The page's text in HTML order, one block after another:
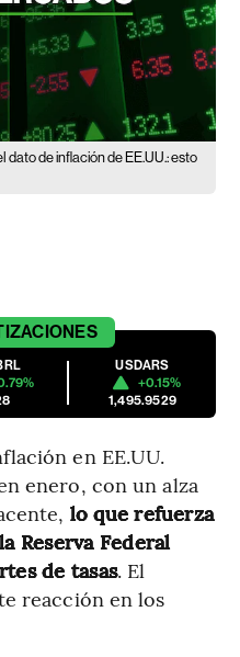
dato de inflación de EE.UU.: esto
USDARS
+0.15%
1,495.9529
en EE.UU.
enero, con un alza
lo que refuerza
Reserva Federal
de tasas. El
reacción en los